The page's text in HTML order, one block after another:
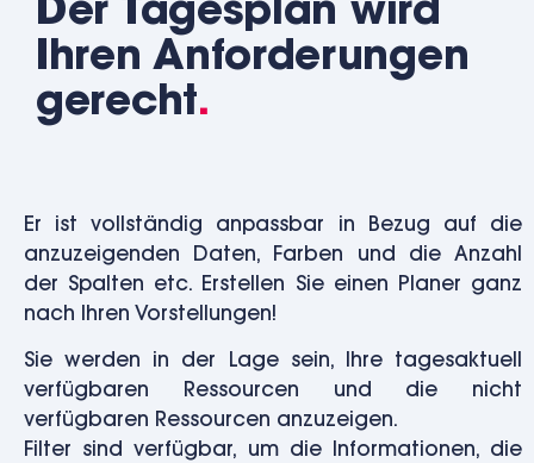
Der Tagesplan wird
Ihren Anforderungen
gerecht.
Er ist vollständig anpassbar in Bezug auf die
anzuzeigenden Daten, Farben und die Anzahl
der Spalten etc. Erstellen Sie einen Planer ganz
nach Ihren Vorstellungen!
Sie werden in der Lage sein, Ihre tagesaktuell
verfügbaren Ressourcen und die nicht
verfügbaren Ressourcen anzuzeigen.
Filter sind verfügbar, um die Informationen, die